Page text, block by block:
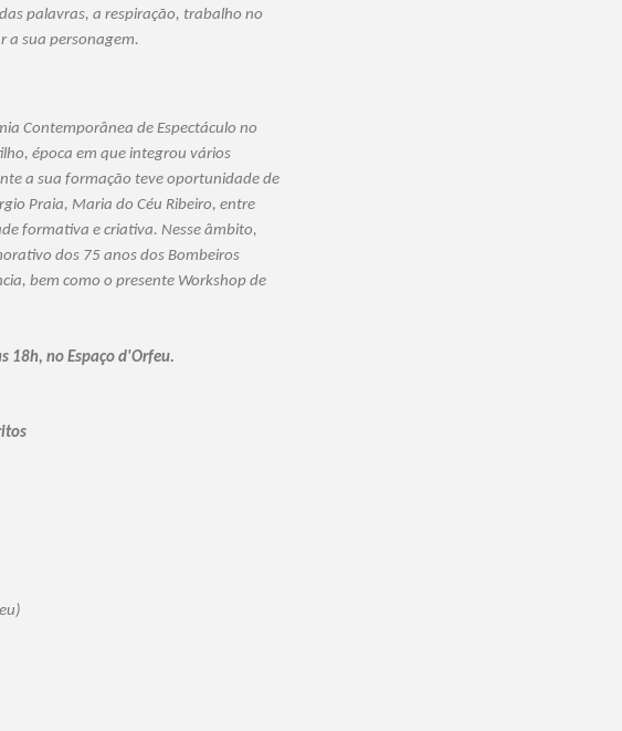
palavras, a respiração, trabalho no
a sua personagem.
Contemporânea de Espectáculo no
época em que integrou vários
a sua formação teve oportunidade de
Praia, Maria do Céu Ribeiro, entre
formativa e criativa. Nesse âmbito,
dos 75 anos dos Bombeiros
bem como o presente Workshop de
18h, no Espaço d'Orfeu.